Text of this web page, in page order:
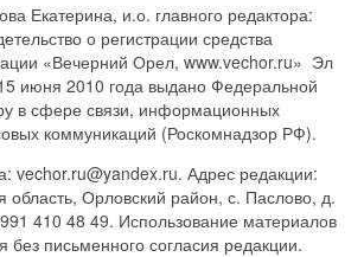
Екатерина, и.о. главного редактора:
о регистрации средства
«Вечерний Орел, www.vechor.ru» Эл
июня 2010 года выдано Федеральной
в сфере связи, информационных
коммуникаций (Роскомнадзор РФ).
vechor.ru@yandex.ru. Адрес редакции:
область, Орловский район, с. Паслово, д.
410 48 49. Использование материалов
без письменного согласия редакции.